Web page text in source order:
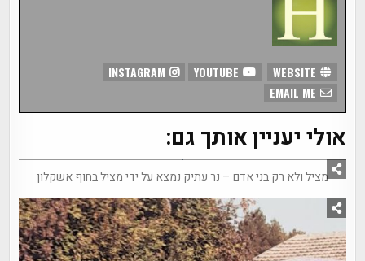
INSTAGRAM
אולי יעניין אותך גם:
מציל ולא רק בני אדם – נר עתיק נמצא על ידי מציל בחוף אשקלון